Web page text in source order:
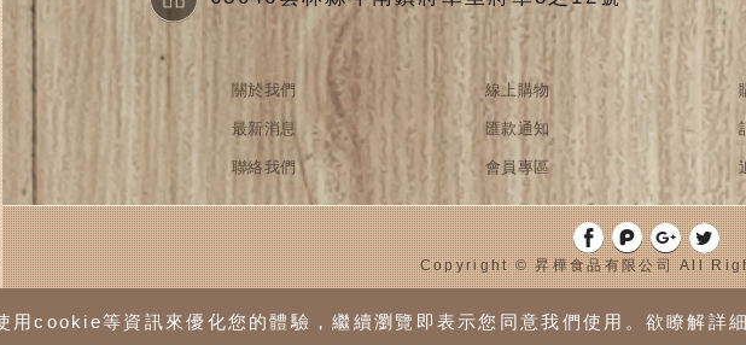
用cookie等資訊來優化您的體驗，繼續瀏覽即表示您同意我們使用。欲瞭解詳
關於我們
最新消息
聯絡我們
線上購物
匯款通知
會員專區
Copyright © 昇樺食品有限公司 All